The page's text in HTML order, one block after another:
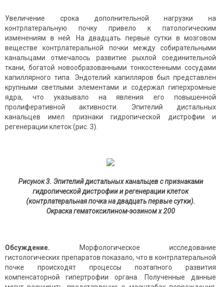
Увеличение срока дополнительной нагрузки на
контрлатеральную почку привело к патологическим
изменениям в ней. На двадцать первые сутки в мозговом
веществе контрлатеральной почки между собирательными
канальцами отмечалось развитие рыхлой соедини­тельной
ткани, богатой новообразованными тонкостенными сосудами
капиллярного типа. Эндотелий капилляров был представлен
крупными светлыми элементами и содержал гиперхромные
ядра, что указывало на явления его повышенной
пролиферативной активности. Эпителий дистальных
канальцев имел признаки гидропической дистрофии и
регенерации клеток (рис. 3).
Рисунок 3. Эпителий дистальных канальцев с признаками
гидропической дистрофии и регенерации клеток
(контрлатеральная почка на двадцать первые сутки).
Окраска гематоксилином-эозином х 200
Обсуждение. Морфологическое исследование
гистологических препаратов показало, что в контрлатеральной
почке происходят процессы поэтапного развития
компенсаторной гипертрофии органа. Полученные данные